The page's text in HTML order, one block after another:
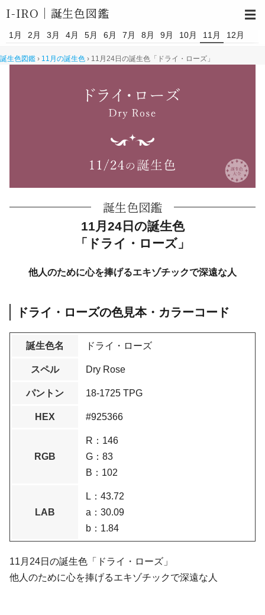
I-IRO｜ 誕生色図鑑
1月 2月 3月 4月 5月 6月 7月 8月 9月 10月 11月 12月
☰
誕生色図鑑 › 11月の誕生色 › 11月24日の誕生色「ドライ・ローズ」
誕生色図鑑
11月24日の誕生色
「ドライ・ローズ」
他人のために心を捧げるエキゾチックで深遠な人
ドライ・ローズの色見本・カラーコード
誕生色名 ドライ・ローズ
スペル Dry Rose
パントン 18-1725 TPG
HEX #925366
RGB
R：146
G：83
B：102
LAB
L：43.72
a：30.09
b：1.84
11月24日の誕生色「ドライ・ローズ」
他人のために心を捧げるエキゾチックで深遠な人